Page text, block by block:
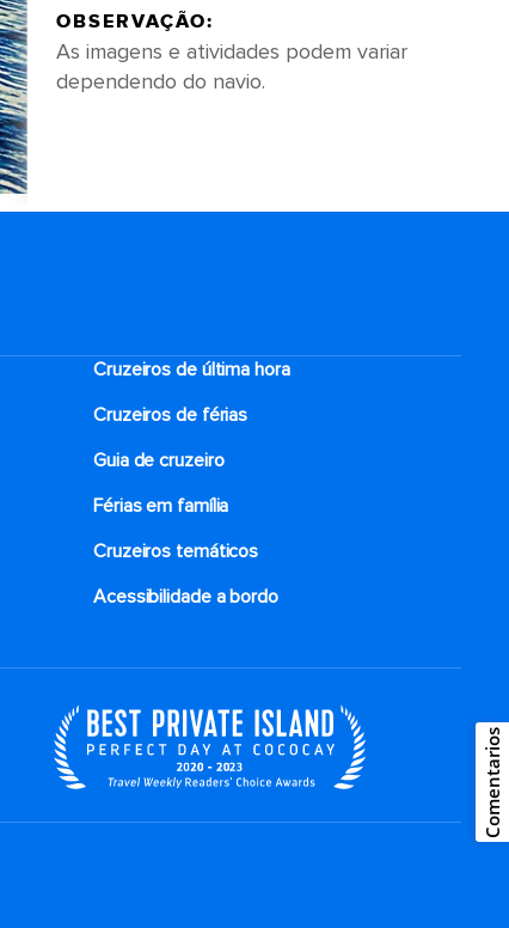
OBSERVAÇÃO:
As imagens e atividades podem variar
dependendo do navio.
Cruzeiros de última hora
Cruzeiros de férias
Guia de cruzeiro
Férias em família
Cruzeiros temáticos
Acessibilidade a bordo
Comentarios